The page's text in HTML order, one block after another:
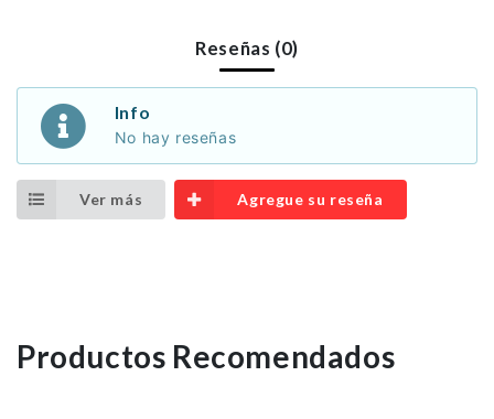
Reseñas (0)
Info
No hay reseñas
Ver más Agregue su reseña
Productos Recomendados